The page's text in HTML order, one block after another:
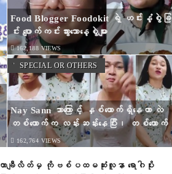
Food Blogger Foodokit ရဲ့ ဟင်းနံ့စွဲခြ
င်း ပျောက်ကင်းသွားသောနေ့စွဲများ
162,188 VIEWS
Nay Sann ဘာကြောင့် နှစ်ယောက်ရှိနေတာ လဲ
တစ်ယောက်က လန်းဆန်းနေပြီး၊ တစ်ယောက်
က မလန်းမဆန်းဖြစ်နေရတာလည်း ၊ အော
162,764 VIEWS
SPECIAL OR OTHERS
တာချီလိတ်မှ ကိုဗစ်ပထမဆုံးလူနာ ရောဂါပိုး